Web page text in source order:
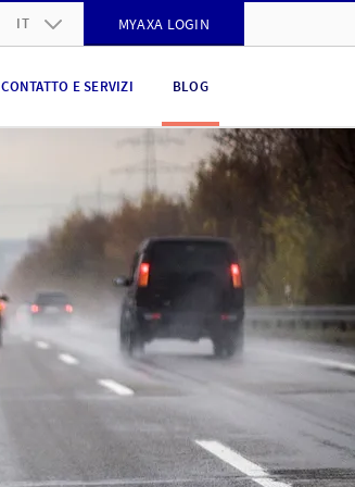
IT MYAXA LOGIN
CONTATTO E SERVIZI BLOG